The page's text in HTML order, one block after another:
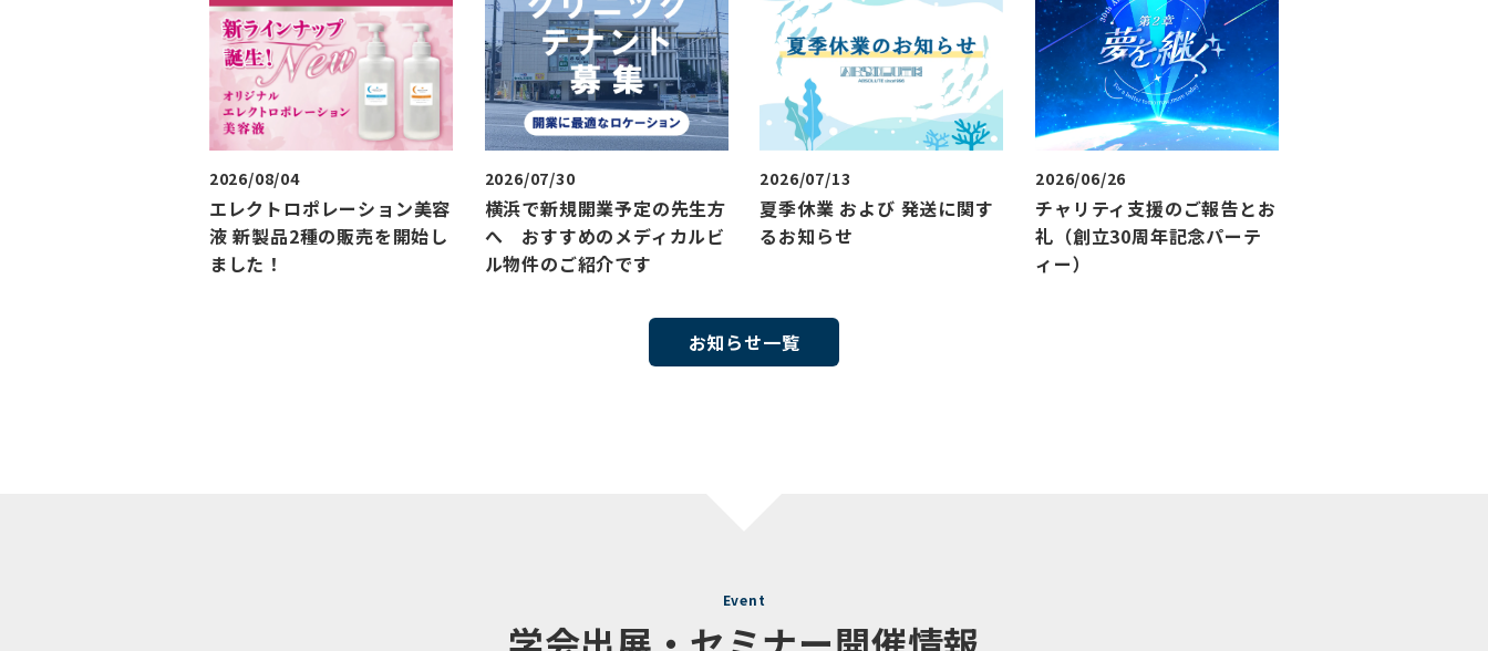
エレクトロポレーション美容
液 新製品2種の販売を開始し
ました！
横浜で新規開業予定の先生方
へ おすすめのメディカルビ
ル物件のご紹介です
夏季休業 および 発送に関す
るお知らせ
チャリティ支援のご報告とお
礼（創立30周年記念パーテ
ィー）
お知らせ一覧
学会出展・セミナー開催情報